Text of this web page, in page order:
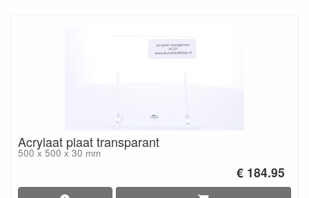
Acrylaat plaat transparant
500 x 500 x 30 mm
€ 184.95